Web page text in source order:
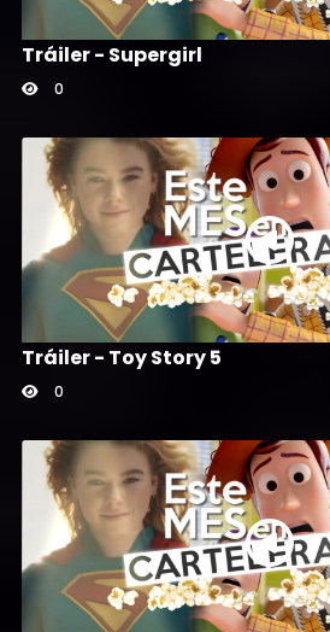
Tráiler - Supergirl
0
Tráiler - Toy Story 5
0